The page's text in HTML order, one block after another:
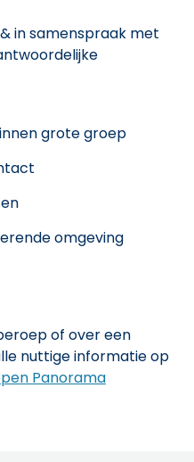
in samenspraak met
grote groep
omgeving
of over een
nuttige informatie op
Panorama